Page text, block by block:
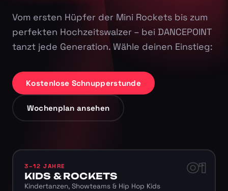
Vom ersten Hüpfer der Mini Rockets bis zum
perfekten Hochzeitswalzer – bei DANCEPOINT
tanzt jede Generation. Wähle deinen Einstieg:
Kostenlose Schnupperstunde
Wochenplan ansehen
01
3–12 JAHRE
KIDS & ROCKETS
Kindertanzen, Showteams & Hip Hop Kids